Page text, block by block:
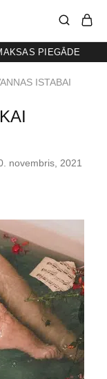
PIEGĀDE
ISTABAI
novembris, 2021